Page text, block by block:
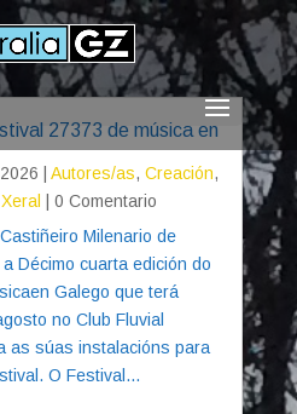
27373 de música en
Autores/as, Creación,
Xeral
| 0 Comentario
Milenario de
Décimo cuarta edición do
Galego que terá
no Club Fluvial
as súas instalacións para
O Festival...